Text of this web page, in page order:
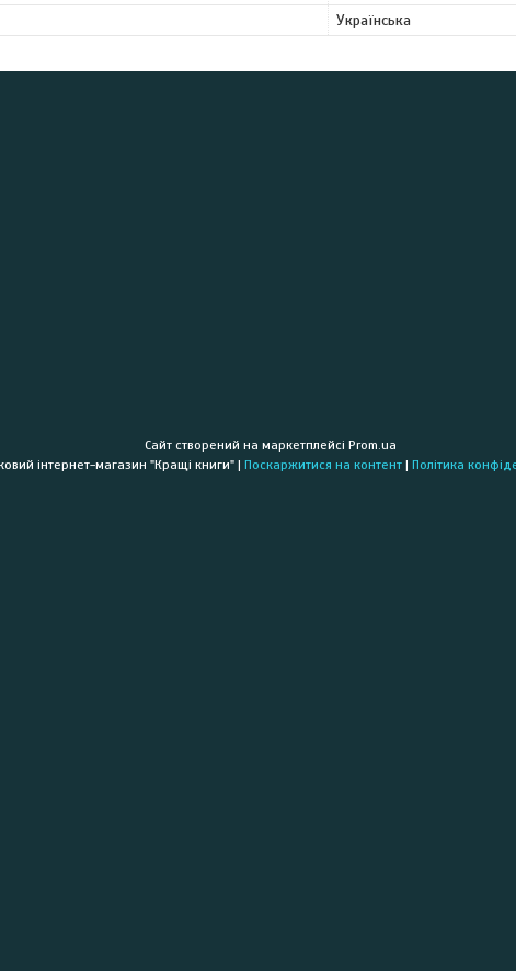
Українська
Сайт створений на маркетплейсі Prom.ua
Книжковий інтернет-магазин "Кращі книги" | Поскаржитися на контент | Політика